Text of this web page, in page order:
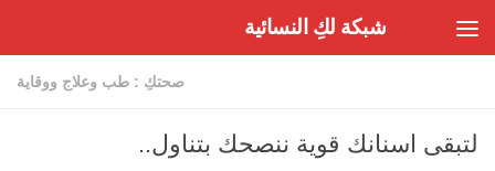
شبكة لكِ النسائية
صحتكِ : طب وعلاج ووقاية
لتبقى اسنانك قوية ننصحك بتناول..